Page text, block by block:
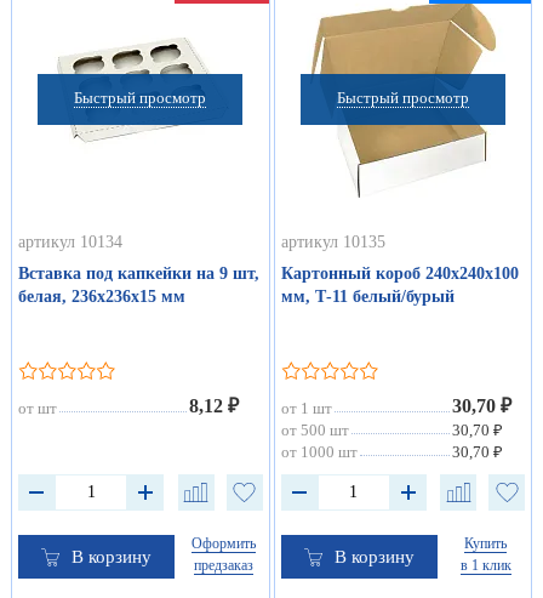
Быстрый просмотр
артикул 10134
Вставка под капкейки на 9 шт,
белая, 236х236х15 мм
от шт 8,12 ₽
В корзину
Оформить
предзаказ
Быстрый просмотр
артикул 10135
Картонный короб 240х240х100
мм, Т-11 белый/бурый
от 1 шт 30,70 ₽
от 500 шт
30,70 ₽
от 1000 шт
30,70 ₽
В корзину
Купить
в 1 клик